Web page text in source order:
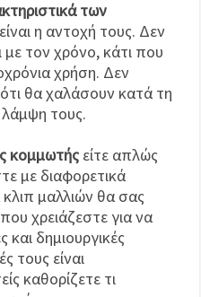
των
η αντοχή τους. Δεν
με τον χρόνο, κάτι που
χρήση. Δεν
θα χαλάσουν κατά τη
τους.
κομμωτήςείτε απλώς
με διαφορετικά
μαλλιών θα σας
χρειάζεστε για να
και δημιουργικές
τους είναι
καθορίζετε τι